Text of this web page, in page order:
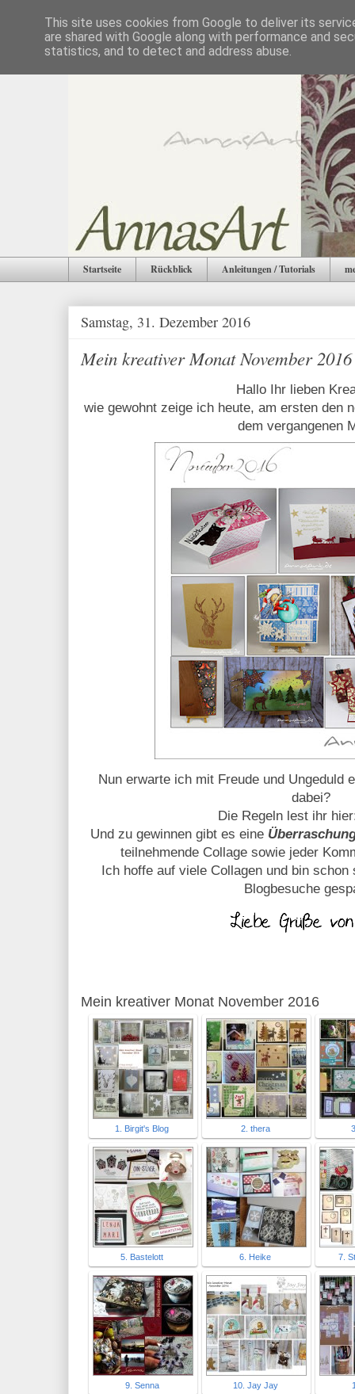
Startseite Rückblick Anleitungen / Tutorials
Samstag, 31. Dezember 2016
Mein kreativer Monat November 2016
Hallo Ihr lieben
wie gewohnt zeige ich heute, am ersten den
dem vergangenen
Nun erwarte ich mit Freude und Ungeduld
dabei?
Die Regeln lest ihr
Und zu gewinnen gibt es eine
teilnehmende Collage sowie jeder
Ich hoffe auf viele Collagen und bin
Blogbesuche
Mein kreativer Monat November 2016
1. Birgit's Blog 2. thera
5. Bastelott 6. Heike 7.
9. Senna 10. Jay Jay
This site uses cookies from Google to deliver its
are shared with Google along with performance and
statistics, and to detect and address abuse.